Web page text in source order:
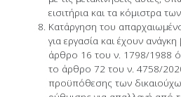
εισιτήρια και τα κόμιστρα των
Κατάργηση του
για εργασία και έχουν
άρθρο 16 του ν. 1798/1988
το άρθρο 72 του ν. 4758/
προϋπόθεσης των